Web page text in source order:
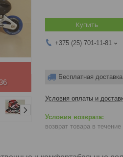
Купить
+375 (25) 701-11-81
Бесплатная доставка
Условия оплаты и
возврат товара в